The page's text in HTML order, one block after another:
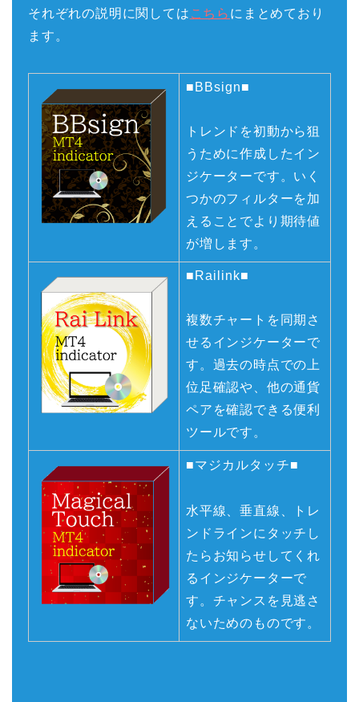
それぞれの説明に関しては こちら にまとめており
ます。
■BBsign■
トレンドを初動から狙
うために作成したイン
ジケーターです。いく
つかのフィルターを加
えることでより期待値
が増します。
■Railink■
複数チャートを同期さ
せるインジケーターで
す。過去の時点での上
位足確認や、他の通貨
ペアを確認できる便利
ツールです。
■マジカルタッチ■
水平線、垂直線、トレ
ンドラインにタッチし
たらお知らせしてくれ
るインジケーターで
す。チャンスを見逃さ
ないためのものです。